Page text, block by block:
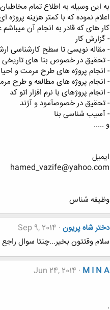
به این وسیله به اطلاع تمام
اعلام نموده که با کمتر هزینه
کار های که قادر به انجام آن میباشم
- گزارش کار
- مقاله نویسی تا سطح کارشناسی
- تحقیق در خصوص بنا های تاریخی
- انجام پروژه های طرح مرمت و
- انجام پروژه های مطالعه و طرح
- انجام پروژهای با نرم افزار اتو کد
- تحقیق در خصوصآمود و آژند
- آسیب شناسی بنا
و .....
ایمیل
hamed_vazife@yahoo.com
وظیفه شناس
دختر شاه پریون Sep 9, 2014
سلام وقتتون بخیر...چنتا سوال
M I N A
Jun 24, 2014
.